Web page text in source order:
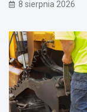
8 sierpnia 2026